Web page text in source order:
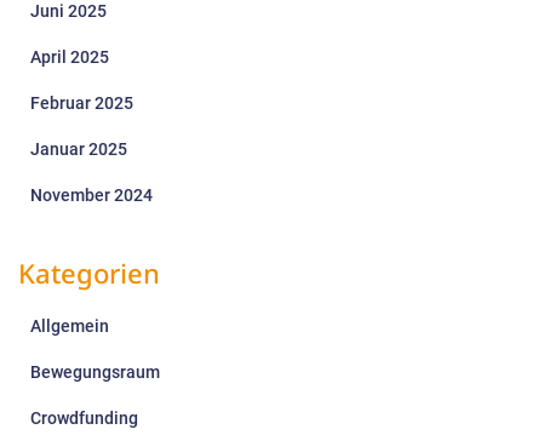
Juni 2025
April 2025
Februar 2025
Januar 2025
November 2024
Kategorien
Allgemein
Bewegungsraum
Crowdfunding